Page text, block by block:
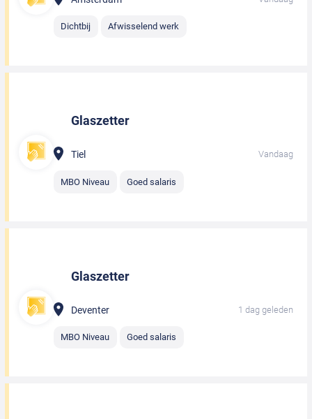
Dichtbij Afwisselend werk
Glaszetter
Tiel Vandaag
MBO Niveau Goed salaris
Glaszetter
Deventer 1 dag geleden
MBO Niveau Goed salaris